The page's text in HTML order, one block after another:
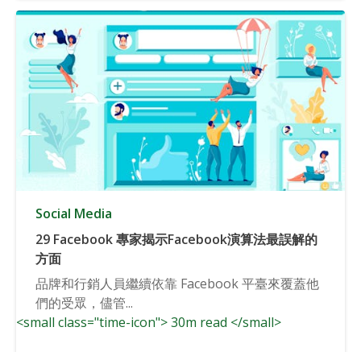
Social Media
29 Facebook 專家揭示Facebook演算法最誤解的
方面
品牌和行銷人員繼續依靠 Facebook 平臺來覆蓋他
們的受眾，儘管...
<small class="time-icon"> 30m read </small>